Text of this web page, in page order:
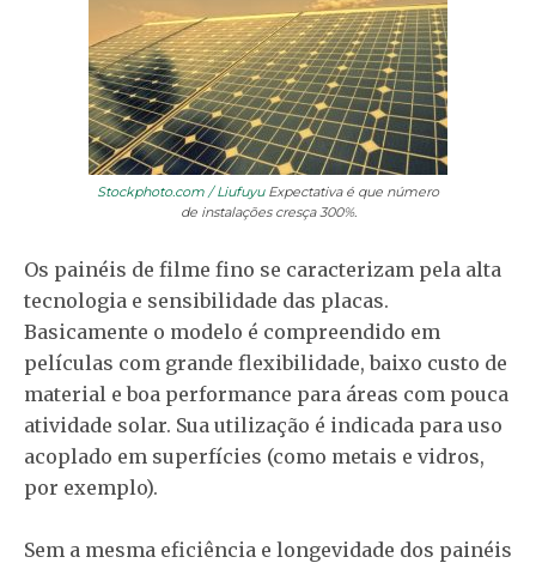
Stockphoto.com / LiufuyuExpectativa é que número
de instalações cresça 300%.
Os painéis de filme fino se caracterizam pela alta
tecnologia e sensibilidade das placas.
Basicamente o modelo é compreendido em
películas com grande flexibilidade, baixo custo de
material e boa performance para áreas com pouca
atividade solar. Sua utilização é indicada para uso
acoplado em superfícies (como metais e vidros,
por exemplo).
Sem a mesma eficiência e longevidade dos painéis